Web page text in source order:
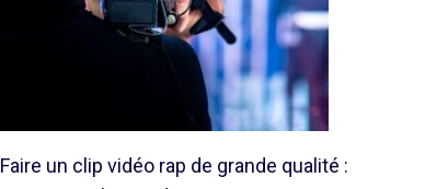
Faire un clip vidéo rap de grande qualité :